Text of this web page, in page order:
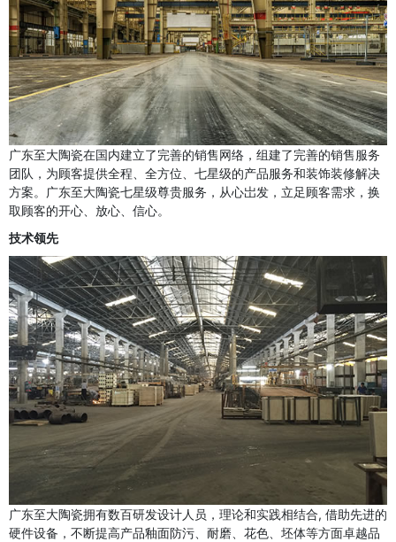
广东至大陶瓷在国内建立了完善的销售网络，组建了完善的销售服务
团队，为顾客提供全程、全方位、七星级的产品服务和装饰装修解决
方案。广东至大陶瓷七星级尊贵服务，从心岀发，立足顾客需求，换
取顾客的开心、放心、信心。
技术领先
广东至大陶瓷拥有数百研发设计人员，理论和实践相结合, 借助先进的
硬件设备，不断提高产品釉面防污、耐磨、花色、坯体等方面卓越品